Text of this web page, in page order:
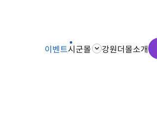
이벤트시군몰 강원더몰소개